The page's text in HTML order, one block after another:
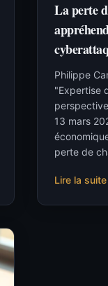
La perte
Philippe
"Expertise
13 mars
perte de
Lire la suite